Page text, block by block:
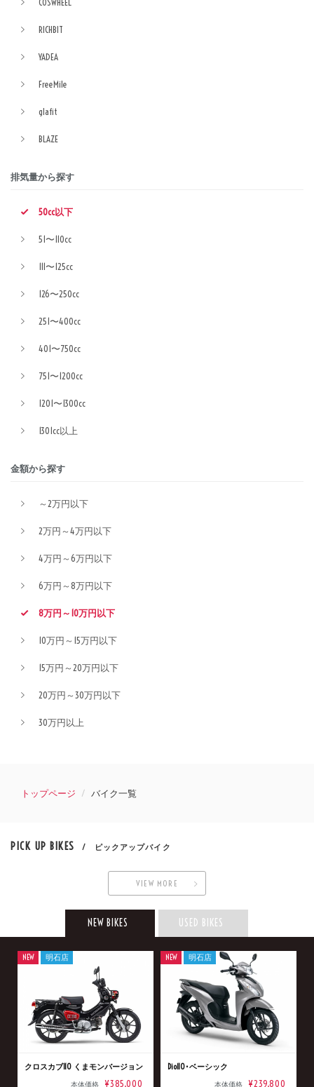
RICHBIT
YADEA
FreeMile
glafit
BLAZE
排気量から探す
50cc以下
51〜110cc
111〜125cc
126〜250cc
251〜400cc
401〜750cc
751〜1200cc
1201〜1300cc
1301cc以上
金額から探す
～2万円以下
2万円～4万円以下
4万円～6万円以下
6万円～8万円以下
8万円～10万円以下
10万円～15万円以下
15万円～20万円以下
20万円～30万円以下
30万円以上
トップページ バイク一覧
PICK UP BIKES / ピックアップバイク
VIEW MORE
NEW BIKES USED BIKES
クロスカブ110 くまモンバージョン
本体価格 ¥385,000
NEW 明石店
Dio110･ベーシック
本体価格 ¥239,800
NEW 明石店